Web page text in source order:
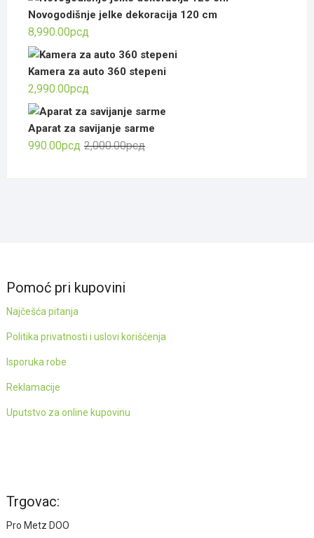
Novogodišnje jelke dekoracija 120 cm
8,990.00рсд
Kamera za auto 360 stepeni
2,990.00рсд
Aparat za savijanje sarme
2,000.00рсдОригинална
990.00рсд
Тренутна
Pomoć pri kupovini
Najčešća pitanja
Politika privatnosti i uslovi korišćenja
Isporuka robe
Reklamacije
Uputstvo za online kupovinu
Trgovac:
Pro Metz DOO